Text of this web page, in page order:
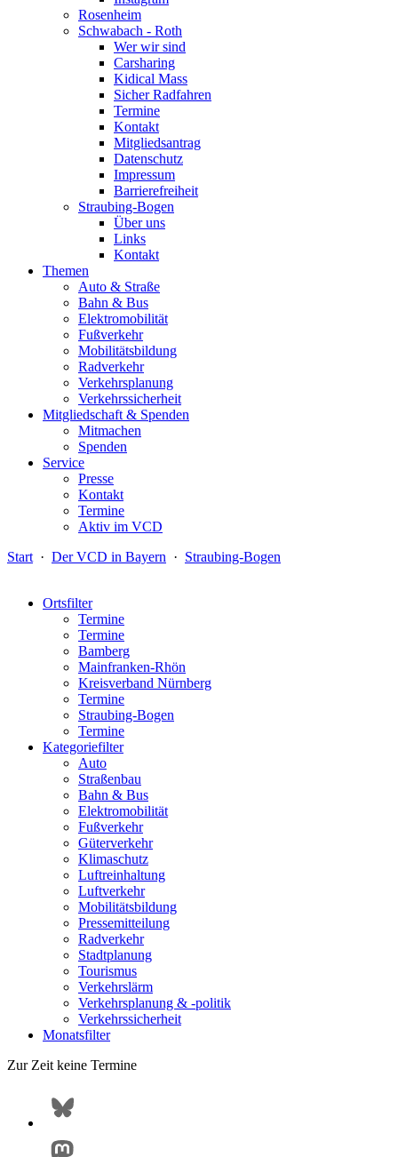
Rosenheim
Schwabach - Roth
Wer wir sind
Carsharing
Kidical Mass
Sicher Radfahren
Termine
Kontakt
Mitgliedsantrag
Datenschutz
Impressum
Barrierefreiheit
Straubing-Bogen
Über uns
Links
Kontakt
Themen
Auto & Straße
Bahn & Bus
Elektromobilität
Fußverkehr
Mobilitätsbildung
Radverkehr
Verkehrsplanung
Verkehrssicherheit
Mitgliedschaft & Spenden
Mitmachen
Spenden
Service
Presse
Kontakt
Termine
Aktiv im VCD
Start · Der VCD in Bayern · Straubing-Bogen
Ortsfilter
Termine
Termine
Bamberg
Mainfranken-Rhön
Kreisverband Nürnberg
Termine
Straubing-Bogen
Termine
Kategoriefilter
Auto
Straßenbau
Bahn & Bus
Elektromobilität
Fußverkehr
Güterverkehr
Klimaschutz
Luftreinhaltung
Luftverkehr
Mobilitätsbildung
Pressemitteilung
Radverkehr
Stadtplanung
Tourismus
Verkehrslärm
Verkehrsplanung & -politik
Verkehrssicherheit
Monatsfilter
Zur Zeit keine Termine